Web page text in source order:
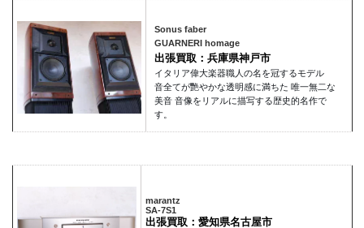
Sonus faber
GUARNERI homage
出張買取：兵庫県神戸市
イタリア偉大楽器職人の名を冠するモデル
音全てが艷やかな透明感に満ちた 唯一無二な
美音 音像をリアルに描写する歴史的名作で
す。
marantz
SA-7S1
出張買取：愛知県名古屋市